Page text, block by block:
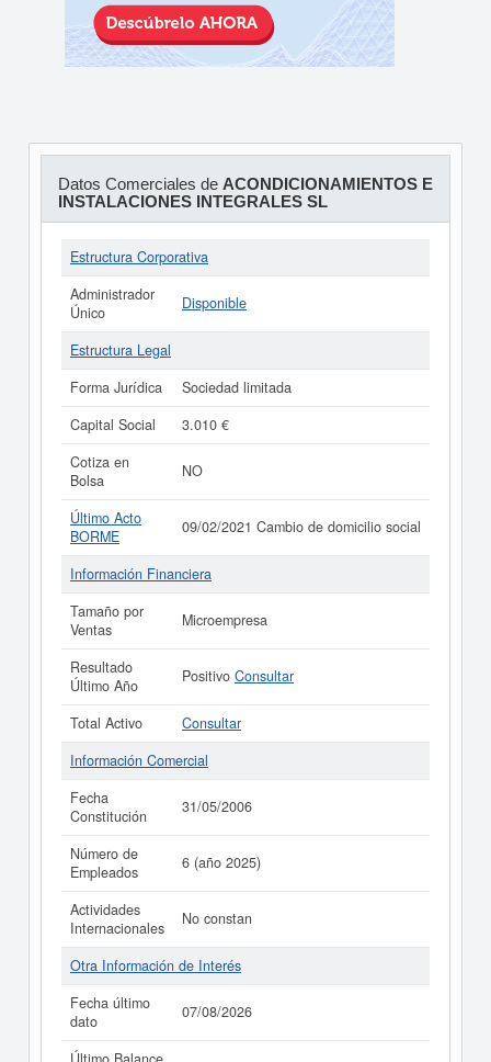
Datos Comerciales de ACONDICIONAMIENTOS E
INSTALACIONES INTEGRALES SL
Estructura Corporativa
Administrador
Único
Disponible
Estructura Legal
Forma Jurídica
Sociedad limitada
Capital Social
3.010 €
Cotiza en
Bolsa
NO
Último Acto
BORME
09/02/2021 Cambio de domicilio social
Información Financiera
Tamaño por
Ventas
Microempresa
Resultado
Último Año
Positivo Consultar
Total Activo
Consultar
Información Comercial
Fecha
Constitución
31/05/2006
Número de
Empleados
6 (año 2025)
Actividades
Internacionales
No constan
Otra Información de Interés
Fecha último
dato
07/08/2026